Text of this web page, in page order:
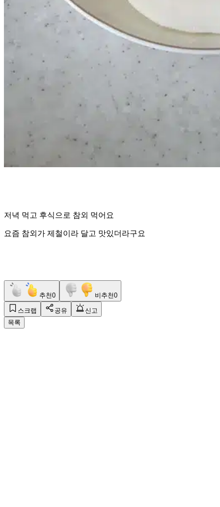
저녁 먹고 후식으로 참외 먹어요
요즘 참외가 제철이라 달고 맛있더라구요
추천0 비추천0
스크랩 공유
신고
목록